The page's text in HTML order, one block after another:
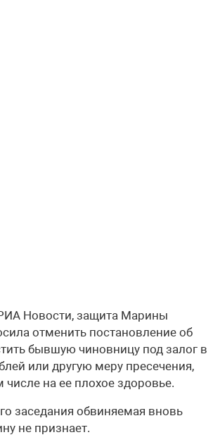
Новости, защита Марины
отменить постановление об
бывшую чиновницу под залог в
или другую меру пресечения,
числе на ее плохое здоровье.
заседания обвиняемая вновь
не признает.